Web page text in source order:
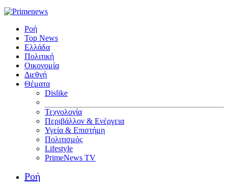
Ροή
Top News
Ελλάδα
Πολιτική
Οικονομία
Διεθνή
Θέματα
Dislike
Τεχνολογία
Περιβάλλον & Ενέργεια
Υγεία & Επιστήμη
Πολιτισμός
Lifestyle
PrimeNews TV
Ροή